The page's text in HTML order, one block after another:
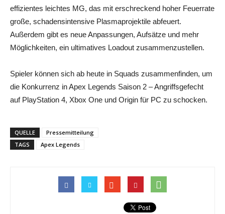
effizientes leichtes MG, das mit erschreckend hoher Feuerrate
große, schadensintensive Plasmaprojektile abfeuert.
Außerdem gibt es neue Anpassungen, Aufsätze und mehr
Möglichkeiten, ein ultimatives Loadout zusammenzustellen.
Spieler können sich ab heute in Squads zusammenfinden, um
die Konkurrenz in Apex Legends Saison 2 – Angriffsgefecht
auf PlayStation 4, Xbox One und Origin für PC zu schocken.
QUELLE
Pressemitteilung
TAGS
Apex Legends